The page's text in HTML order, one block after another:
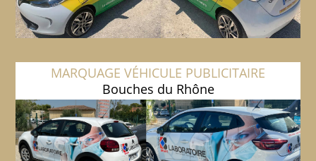
MARQUAGE VÉHICULE PUBLICITAIRE
Bouches du Rhône